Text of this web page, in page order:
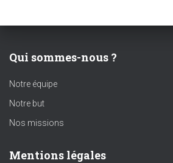
Qui sommes-nous ?
Notre équipe
Notre but
Nos missions
Mentions légales